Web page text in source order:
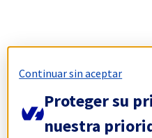
Continuar sin aceptar
Proteger su
nuestra